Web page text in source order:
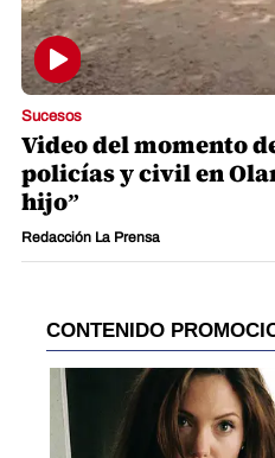
Sucesos
Video del momento
policías y civil en
hijo”
Redacción La Prensa